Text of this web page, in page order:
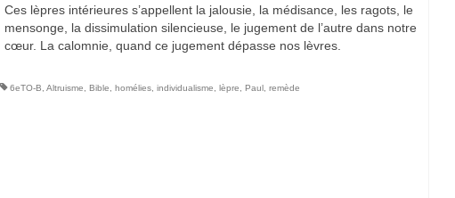
Ces lèpres intérieures s’appellent la jalousie, la médisance, les ragots, le
mensonge, la dissimulation silencieuse, le jugement de l’autre dans notre
cœur. La calomnie, quand ce jugement dépasse nos lèvres.
6eTO-B Altruisme Bible homélies, individualisme lèpre Paul, remède